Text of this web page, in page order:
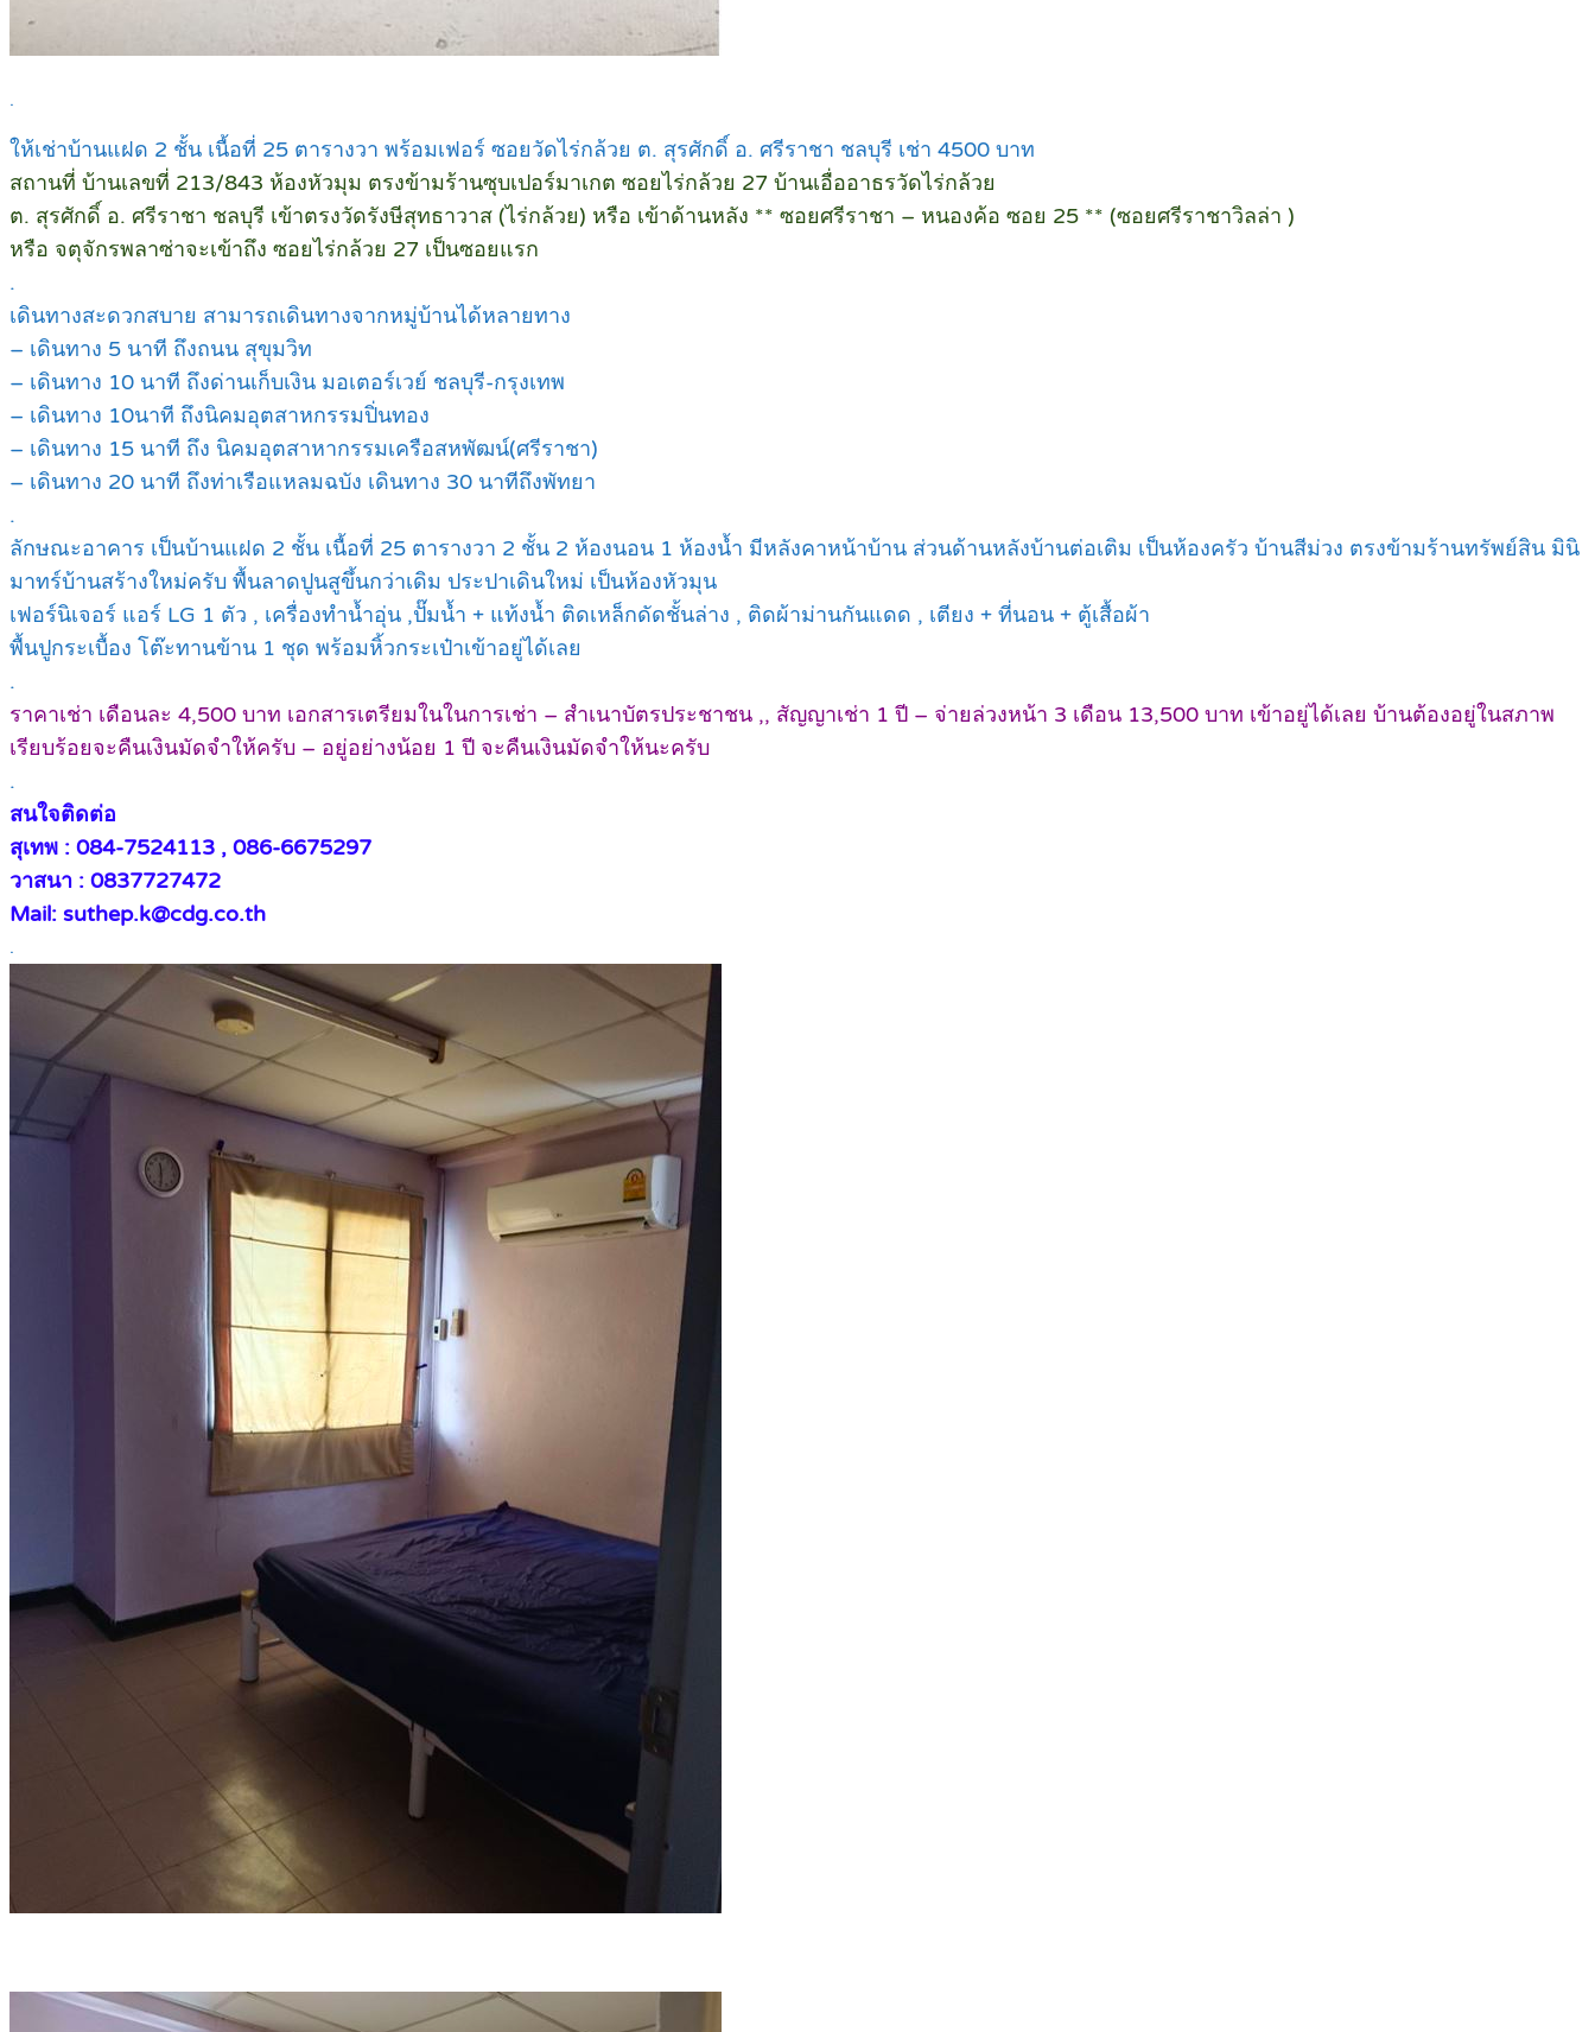
.
ให้เช่าบ้านแฝด 2 ชั้น เนื้อที่ 25 ตารางวา พร้อมเฟอร์ ซอยวัดไร่กล้วย ต. สุรศักดิ์ อ. ศรีราชา ชลบุรี เช่า 4500 บาท
สถานที่ บ้านเลขที่ 213/843 ห้องหัวมุม ตรงข้ามร้านซุบเปอร์มาเกต ซอยไร่กล้วย 27 บ้านเอื่ออาธรวัดไร่กล้วย
ต. สุรศักดิ์ อ. ศรีราชา ชลบุรี เข้าตรงวัดรังษีสุทธาวาส (ไร่กล้วย) หรือ เข้าด้านหลัง ** ซอยศรีราชา – หนองค้อ ซอย 25 ** (ซอยศรีราชาวิลล่า )
หรือ จตุจักรพลาซ่าจะเข้าถึง ซอยไร่กล้วย 27 เป็นซอยแรก
.
เดินทางสะดวกสบาย สามารถเดินทางจากหมู่บ้านได้หลายทาง
– เดินทาง 5 นาที ถึงถนน สุขุมวิท
– เดินทาง 10 นาที ถึงด่านเก็บเงิน มอเตอร์เวย์ ชลบุรี-กรุงเทพ
– เดินทาง 10นาที ถึงนิคมอุตสาหกรรมปิ่นทอง
– เดินทาง 15 นาที ถึง นิคมอุตสาหากรรมเครือสหพัฒน์(ศรีราชา)
– เดินทาง 20 นาที ถึงท่าเรือแหลมฉบัง เดินทาง 30 นาทีถึงพัทยา
.
ลักษณะอาคาร เป็นบ้านแฝด 2 ชั้น เนื้อที่ 25 ตารางวา 2 ชั้น 2 ห้องนอน 1 ห้องน้ำ มีหลังคาหน้าบ้าน ส่วนด้านหลังบ้านต่อเติม เป็นห้องครัว บ้านสีม่วง ตรงข้ามร้านทรัพย์สิน มินิ
มาทร์บ้านสร้างใหม่ครับ พื้นลาดปูนสูขึ้นกว่าเดิม ประปาเดินใหม่ เป็นห้องหัวมุน
เฟอร์นิเจอร์ แอร์ LG 1 ตัว , เครื่องทำน้ำอุ่น ,ปั๊มน้ำ + แท้งน้ำ ติดเหล็กดัดชั้นล่าง , ติดผ้าม่านกันแดด , เตียง + ที่นอน + ตู้เสื้อผ้า
พื้นปูกระเบื้อง โต๊ะทานข้าน 1 ชุด พร้อมหิ้วกระเป๋าเข้าอยู่ได้เลย
.
ราคาเช่า เดือนละ 4,500 บาท เอกสารเตรียมในในการเช่า – สำเนาบัตรประชาชน ,, สัญญาเช่า 1 ปี – จ่ายล่วงหน้า 3 เดือน 13,500 บาท เข้าอยู่ได้เลย บ้านต้องอยู่ในสภาพ
เรียบร้อยจะคืนเงินมัดจำให้ครับ – อยู่อย่างน้อย 1 ปี จะคืนเงินมัดจำให้นะครับ
.
สนใจติดต่อ
สุเทพ : 084-7524113 , 086-6675297
วาสนา : 0837727472
Mail: suthep.k@cdg.co.th
.